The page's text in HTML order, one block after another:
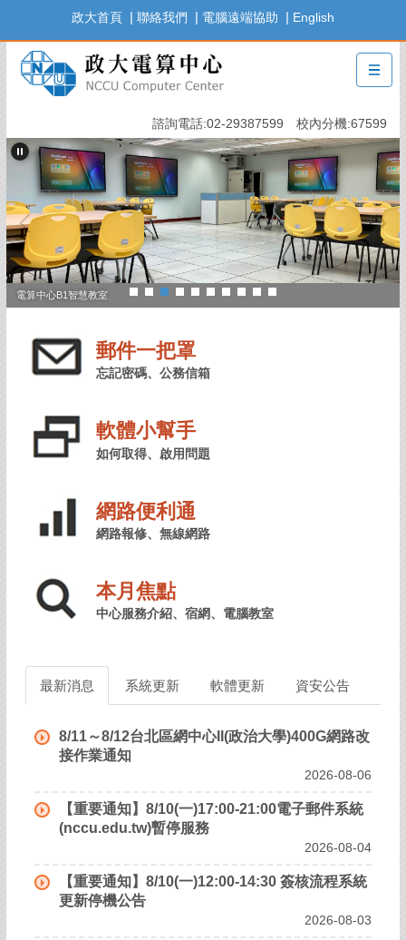
政大首頁 | 聯絡我們 | 電腦遠端協助 | English
諮詢電話:02-29387599 校內分機:67599
電算中心B1智慧教室
郵件一把罩
忘記密碼、公務信箱
軟體小幫手
如何取得、啟用問題
網路便利通
網路報修、無線網路
本月焦點
中心服務介紹、宿網、電腦教室
最新消息 系統更新 軟體更新 資安公告
8/11～8/12台北區網中心II(政治大學)400G網路改
接作業通知
2026-08-06
【重要通知】8/10(一)17:00-21:00電子郵件系統
(nccu.edu.tw)暫停服務
2026-08-04
【重要通知】8/10(一)12:00-14:30 簽核流程系統
更新停機公告
2026-08-03